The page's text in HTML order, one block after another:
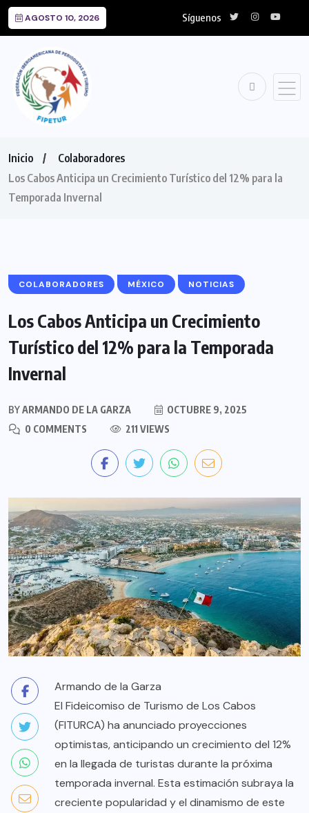
AGOSTO 10, 2026 Síguenos
Inicio
Colaboradores
Los Cabos Anticipa un Crecimiento Turístico del 12% para la
Temporada Invernal
COLABORADORES MÉXICO NOTICIAS
Los Cabos Anticipa un Crecimiento
Turístico del 12% para la Temporada
Invernal
BYARMANDO DE LA GARZA
OCTUBRE 9, 2025
0 COMMENTS
211 VIEWS
Armando de la Garza
El Fideicomiso de Turismo de Los Cabos
(FITURCA) ha anunciado proyecciones
optimistas, anticipando un crecimiento del 12%
en la llegada de turistas durante la próxima
temporada invernal. Esta estimación subraya la
creciente popularidad y el dinamismo de este